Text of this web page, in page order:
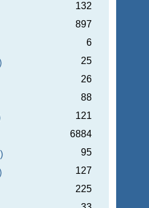
132
897
6
25
26
88
121
6884
95
127
225